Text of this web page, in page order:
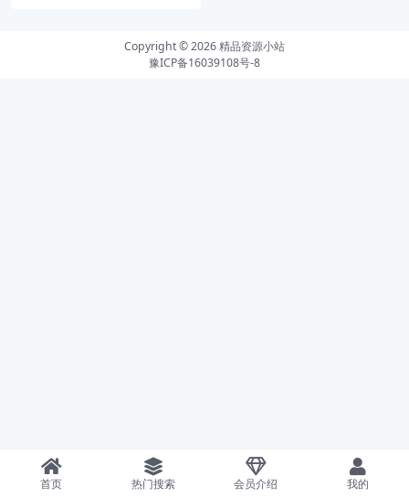
Copyright © 2026精品资源小站
豫ICP备16039108号-8
首页 热门搜索 会员介绍 我的